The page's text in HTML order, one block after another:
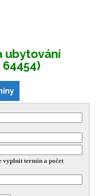
ubytování